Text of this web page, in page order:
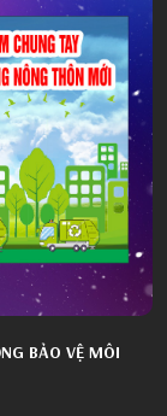
BẢO VỆ MÔI